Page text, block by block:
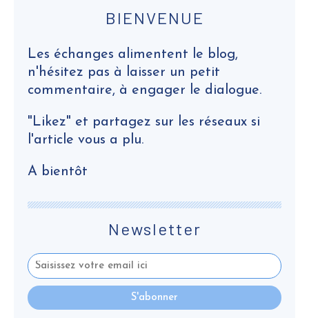
Newsletter
BIENVENUE
Les échanges alimentent le blog,
n'hésitez pas à laisser un petit
commentaire, à engager le dialogue.
"Likez" et partagez sur les réseaux si
l'article vous a plu.
A bientôt